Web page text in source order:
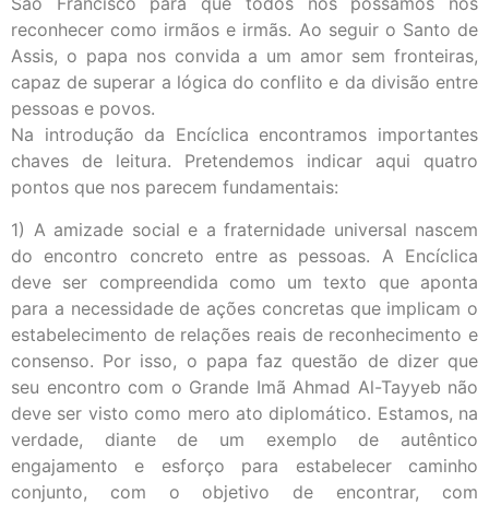
reconhecer como irmãos e irmãs. Ao seguir o Santo de
Assis, o papa nos convida a um amor sem fronteiras,
capaz de superar a lógica do conflito e da divisão entre
pessoas e povos.
Na introdução da Encíclica encontramos importantes
chaves de leitura. Pretendemos indicar aqui quatro
pontos que nos parecem fundamentais:
1) A amizade social e a fraternidade universal nascem
do encontro concreto entre as pessoas. A Encíclica
deve ser compreendida como um texto que aponta
para a necessidade de ações concretas que implicam o
estabelecimento de relações reais de reconhecimento e
consenso. Por isso, o papa faz questão de dizer que
seu encontro com o Grande Imã Ahmad Al-Tayyeb não
deve ser visto como mero ato diplomático. Estamos, na
verdade, diante de um exemplo de autêntico
engajamento e esforço para estabelecer caminho
conjunto, com o objetivo de encontrar, com